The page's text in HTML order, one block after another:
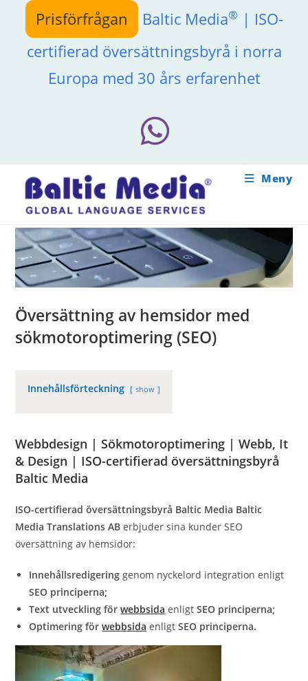
Hoppa
innehållet
Prisförfrågan Baltic Media®| ISO-
certifierad översättningsbyrå i norra
Europa med 30 års erfarenhet
Meny
Översättning av hemsidor med
sökmotoroptimering (SEO)
Innehållsförteckning show
Webbdesign | Sökmotoroptimering | Webb, It
& Design | ISO-certifierad översättningsbyrå
Baltic Media
ISO-certifierad översättningsbyrå Baltic Media Baltic
Media Translations AB erbjuder sina kunder SEO
översättning av hemsidor:
Innehållsredigering genom nyckelord integration enligt
SEO principerna;
Text utveckling för webbsida enligtSEO principerna;
Optimering för webbsida enligtSEO principerna.